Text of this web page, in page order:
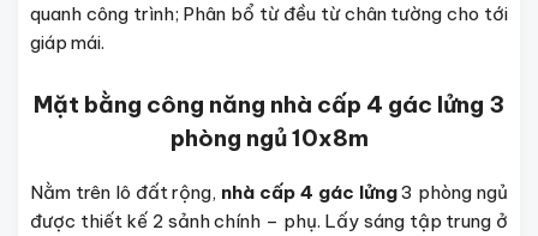
quanh công trình; Phân bổ từ đều từ chân tường cho tới
giáp mái.
Mặt bằng công năng nhà cấp 4 gác lửng 3
phòng ngủ 10x8m
Nằm trên lô đất rộng, nhà cấp 4 gác lửng3 phòng ngủ
được thiết kế 2 sảnh chính – phụ. Lấy sáng tập trung ở